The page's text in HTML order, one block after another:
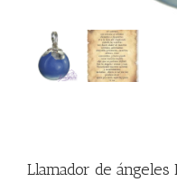
Llamador de ángeles